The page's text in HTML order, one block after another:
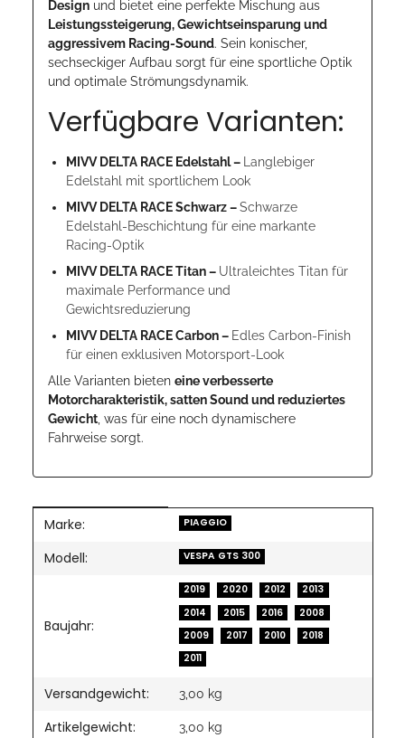
Design und bietet eine perfekte Mischung aus
Leistungssteigerung, Gewichtseinsparung und
aggressivem Racing-Sound. Sein konischer,
sechseckiger Aufbau sorgt für eine sportliche Optik
und optimale Strömungsdynamik.
Verfügbare Varianten:
MIVV DELTA RACE Edelstahl –
Langlebiger
Edelstahl mit sportlichem Look
MIVV DELTA RACE Schwarz –Schwarze
Edelstahl-Beschichtung für eine markante
Racing-Optik
MIVV DELTA RACE Titan – Ultraleichtes Titan für
maximale Performance und
Gewichtsreduzierung
MIVV DELTA RACE Carbon – Edles Carbon-Finish
für einen exklusiven Motorsport-Look
Alle Varianten bieten eine verbesserte
Motorcharakteristik, satten Sound und reduziertes
Gewicht , was für eine noch dynamischere
Fahrweise sorgt.
Produkteigenschaft
Wert
Marke: PIAGGIO
Modell: VESPA GTS 300
Baujahr:
2019 2020 2012
2013
2014
2015 2016
2008
2009
2017 2010
2018
2011
Versandgewicht: 3,00 kg
Artikelgewicht: 3,00 kg